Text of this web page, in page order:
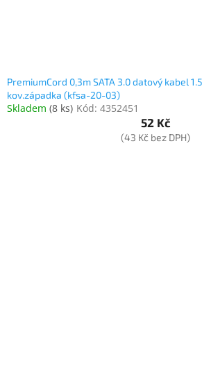
PremiumCord 0,3m SATA 3.0 datový kabel
kov.západka (kfsa-20-03)
Skladem (8 ks) Kód: 4352451
52 Kč
(43 Kč bez DPH)